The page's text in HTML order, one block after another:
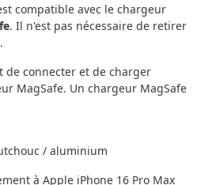
compatible avec le chargeur
. Il n'est pas nécessaire de retirer
de connecter et de charger
MagSafe. Un chargeur MagSafe
/ aluminium
à Apple iPhone 16 Pro Max